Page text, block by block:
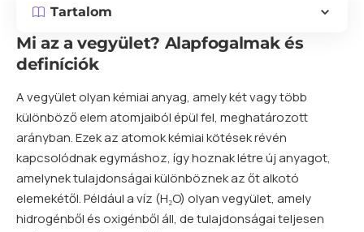
Tartalom
Mi az a vegyület? Alapfogalmak és
definíciók
A vegyület olyan kémiai anyag, amely két vagy több
különbözőelematomjaiból épül fel, meghatározott
arányban. Ezek az atomok kémiai kötések révén
kapcsolódnak egymáshoz, így hoznak létre új anyagot,
amelynek tulajdonságai különböznek az őt alkotó
elemekétől. Például a víz (H₂O) olyan vegyület, amely
hidrogénből és oxigénből áll, de tulajdonságai teljesen